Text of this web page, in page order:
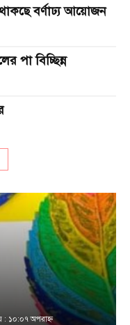
বর্ণাঢ্য আয়োজন
পা বিচ্ছিন্ন
: ১০:০৭ অপরাহ্ণ